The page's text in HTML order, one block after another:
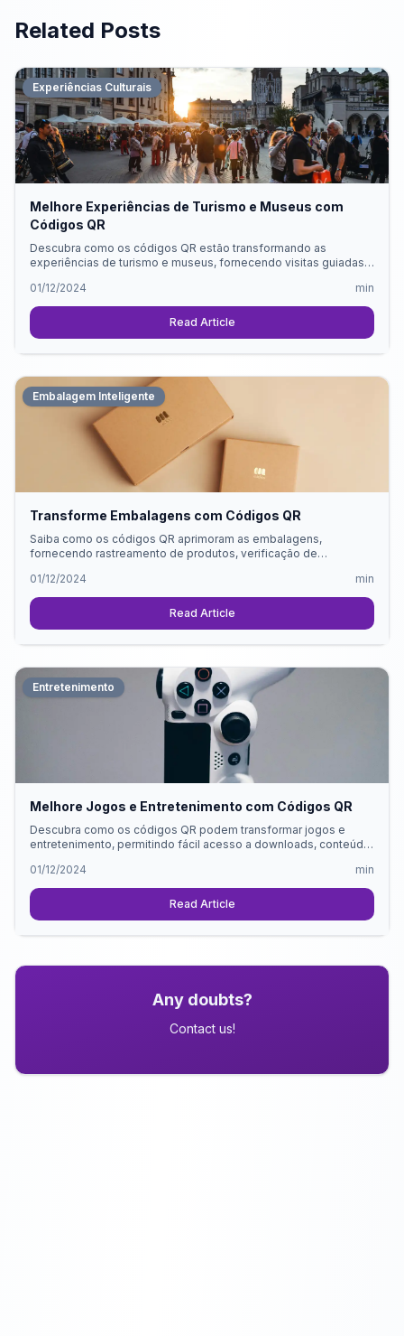
Related Posts
Experiências Culturais
Melhore Experiências de Turismo e Museus com
Códigos QR
Descubra como os códigos QR estão transformando as
experiências de turismo e museus, fornecendo visitas guiadas,
01/12/2024
min
Read Article
Embalagem Inteligente
Transforme Embalagens com Códigos QR
Saiba como os códigos QR aprimoram as embalagens,
fornecendo rastreamento de produtos, verificação de
cosméticos e muito mais.
01/12/2024 min
Read Article
Entretenimento
Melhore Jogos e Entretenimento com Códigos QR
Descubra como os códigos QR podem transformar jogos e
entretenimento, permitindo fácil acesso a downloads, conteúdo
01/12/2024
min
Read Article
Any doubts?
Contact us!